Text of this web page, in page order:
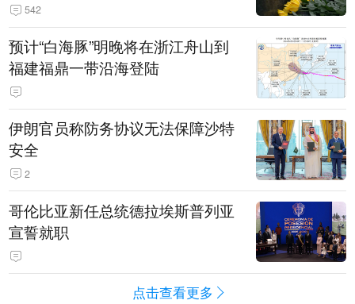
542
预计“白海豚”明晚将在浙江舟山到
福建福鼎一带沿海登陆
伊朗官员称防务协议无法保障沙特
安全
2
哥伦比亚新任总统德拉埃斯普列亚
宣誓就职
点击查看更多